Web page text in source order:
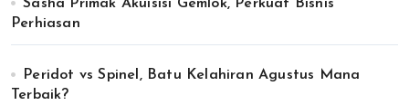
Sasha Primak Akuisisi Gemlok, Perkuat Bisnis
Perhiasan
Peridot vs Spinel, Batu Kelahiran Agustus Mana
Terbaik?